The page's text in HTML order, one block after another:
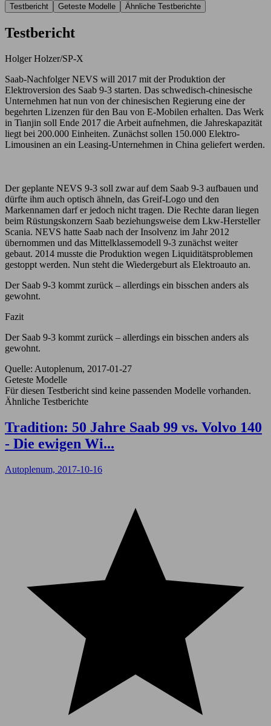
Testbericht Geteste Modelle Ähnliche Testberichte
Testbericht
Holger Holzer/SP-X
Saab-Nachfolger NEVS will 2017 mit der Produktion der
Elektroversion des Saab 9-3 starten. Das schwedisch-chinesische
Unternehmen hat nun von der chinesischen Regierung eine der
begehrten Lizenzen für den Bau von E-Mobilen erhalten. Das Werk
in Tianjin soll Ende 2017 die Arbeit aufnehmen, die Jahreskapazität
liegt bei 200.000 Einheiten. Zunächst sollen 150.000 Elektro-
Limousinen an ein Leasing-Unternehmen in China geliefert werden.
Der geplante NEVS 9-3 soll zwar auf dem Saab 9-3 aufbauen und
dürfte ihm auch optisch ähneln, das Greif-Logo und den
Markennamen darf er jedoch nicht tragen. Die Rechte daran liegen
beim Rüstungskonzern Saab beziehungsweise dem Lkw-Hersteller
Scania. NEVS hatte Saab nach der Insolvenz im Jahr 2012
übernommen und das Mittelklassemodell 9-3 zunächst weiter
gebaut. 2014 musste die Produktion wegen Liquiditätsproblemen
gestoppt werden. Nun steht die Wiedergeburt als Elektroauto an.
Der Saab 9-3 kommt zurück – allerdings ein bisschen anders als
gewohnt.
Fazit
Der Saab 9-3 kommt zurück – allerdings ein bisschen anders als
gewohnt.
Quelle: Autoplenum, 2017-01-27
Geteste Modelle
Für diesen Testbericht sind keine passenden Modelle vorhanden.
Ähnliche Testberichte
Tradition: 50 Jahre Saab 99 vs. Volvo 140
- Die ewigen Wi...
Autoplenum, 2017-10-16